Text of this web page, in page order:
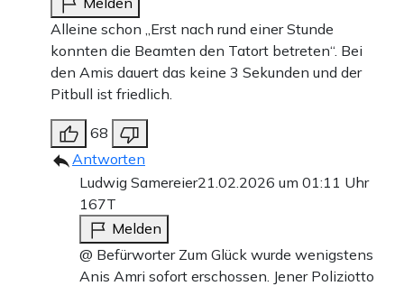
Alleine schon „Erst nach rund einer Stunde
konnten die Beamten den Tatort betreten“. Bei
den Amis dauert das keine 3 Sekunden und der
Pitbull ist friedlich.
68
Antworten
Ludwig Samereier21.02.2026 um 01:11 Uhr
167T
Melden
@ Befürworter Zum Glück wurde wenigstens
Anis Amri sofort erschossen. Jener Poliziotto